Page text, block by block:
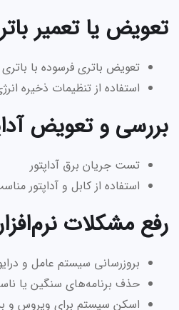
تعویض یا تعمیر
تعویض باتری فرسوده با باتری
استفاده از تنظیمات ذخیره
بررسی و تعویض
تست جریان برق آداپتور
استفاده از کابل و آداپتور
رفع مشکلات
بروزرسانی سیستم عامل و
حذف برنامه‌های سنگین یا
اسکن سیستم برای ویروس و